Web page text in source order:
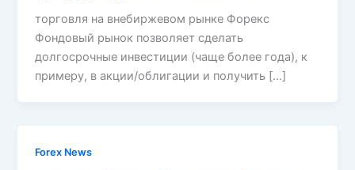
торговля на внебиржевом рынке Форекс
Фондовый рынок позволяет сделать
долгосрочные инвестиции (чаще более года), к
примеру, в акции/облигации и получить […]
Forex News